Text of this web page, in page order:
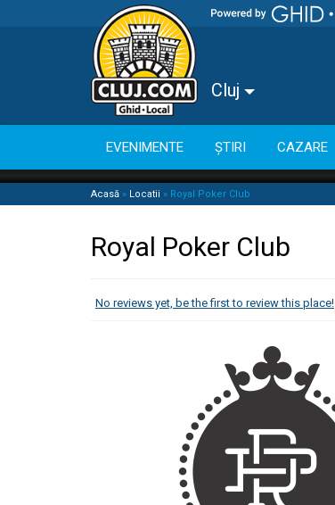
Cluj
EVENIMENTE ȘTIRI CAZARE
Acasă » Locatii » Royal Poker Club
Royal Poker Club
No reviews yet, be the first to review this place!